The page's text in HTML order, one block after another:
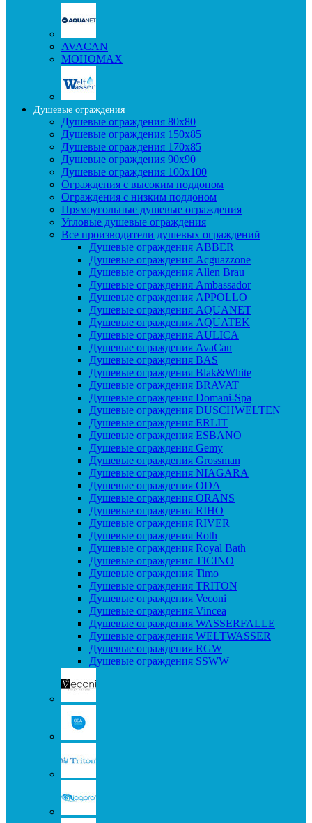
AVACAN
МОНОМАХ
Душевые ограждения
Душевые ограждения 80x80
Душевые ограждения 150x85
Душевые ограждения 170x85
Душевые ограждения 90x90
Душевые ограждения 100x100
Ограждения с высоким поддоном
Ограждения с низким поддоном
Прямоугольные душевые ограждения
Угловые душевые ограждения
Все производители душевых ограждений
Душевые ограждения ABBER
Душевые ограждения Acguazzone
Душевые ограждения Allen Brau
Душевые ограждения Ambassador
Душевые ограждения APPOLLO
Душевые ограждения AQUANET
Душевые ограждения AQUATEK
Душевые ограждения AULICA
Душевые ограждения AvaCan
Душевые ограждения BAS
Душевые ограждения Blak&White
Душевые ограждения BRAVAT
Душевые ограждения Domani-Spa
Душевые ограждения DUSCHWELTEN
Душевые ограждения ERLIT
Душевые ограждения ESBANO
Душевые ограждения Gemy
Душевые ограждения Grossman
Душевые ограждения NIAGARA
Душевые ограждения ODA
Душевые ограждения ORANS
Душевые ограждения RIHO
Душевые ограждения RIVER
Душевые ограждения Roth
Душевые ограждения Royal Bath
Душевые ограждения TICINO
Душевые ограждения Timo
Душевые ограждения TRITON
Душевые ограждения Veconi
Душевые ограждения Vincea
Душевые ограждения WASSERFALLE
Душевые ограждения WELTWASSER
Душевые ограждения RGW
Душевые ограждения SSWW